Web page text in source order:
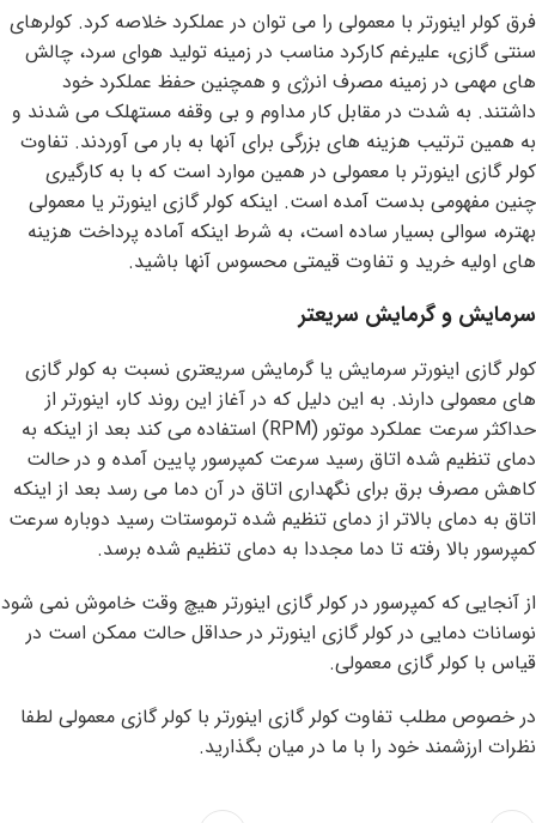
فرق کولر اینورتر با معمولی را می توان در عملکرد خلاصه کرد. کولرهای
سنتی گازی، علیرغم کارکرد مناسب در زمینه تولید هوای سرد، چالش
های مهمی در زمینه مصرف انرژی و همچنین حفظ عملکرد خود
داشتند. به شدت در مقابل کار مداوم و بی وقفه مستهلک می شدند و
به همین ترتیب هزینه های بزرگی برای آنها به بار می آوردند. تفاوت
کولر گازی اینورتر با معمولی در همین موارد است که با به کارگیری
چنین مفهومی بدست آمده است. اینکه کولر گازی اینورتر یا معمولی
بهتره، سوالی بسیار ساده است، به شرط اینکه آماده پرداخت هزینه
های اولیه خرید و تفاوت قیمتی محسوس آنها باشید.
سرمایش و گرمایش سریعتر
کولر گازی اینورتر سرمایش یا گرمایش سریعتری نسبت به کولر گازی
های معمولی دارند. به این دلیل که در آغاز این روند کار، اینورتر از
حداکثر سرعت عملکرد موتور (RPM) استفاده می کند بعد از اینکه به
دمای تنظیم شده اتاق رسید سرعت کمپرسور پایین آمده و در حالت
کاهش مصرف برق برای نگهداری اتاق در آن دما می رسد بعد از اینکه
اتاق به دمای بالاتر از دمای تنظیم شده ترموستات رسید دوباره سرعت
کمپرسور بالا رفته تا دما مجددا به دمای تنظیم شده برسد.
از آنجایی که کمپرسور در کولر گازی اینورتر هیچ وقت خاموش نمی شود
نوسانات دمایی در کولر گازی اینورتر در حداقل حالت ممکن است در
قیاس با کولر گازی معمولی.
در خصوص مطلب تفاوت کولر گازی اینورتر با کولر گازی معمولی لطفا
نظرات ارزشمند خود را با ما در میان بگذارید.